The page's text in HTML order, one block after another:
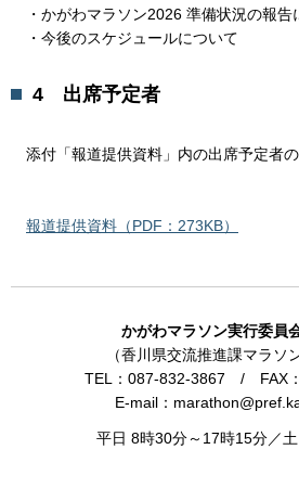
・かがわマラソン2026 準備状況の報告
・今後のスケジュールについて
4 出席予定者
添付「報道提供資料」内の出席予定者の
報道提供資料（PDF：273KB）
かがわマラソン実行委員
（香川県交流推進課マラソ
TEL：087-832-3867 / FAX
E-mail：
平日 8時30分～17時15分／土